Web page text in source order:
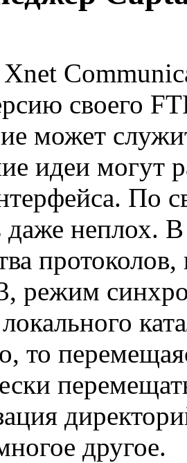
своего
может
идеи могут
По
даже неплох.
режим
то
другое.